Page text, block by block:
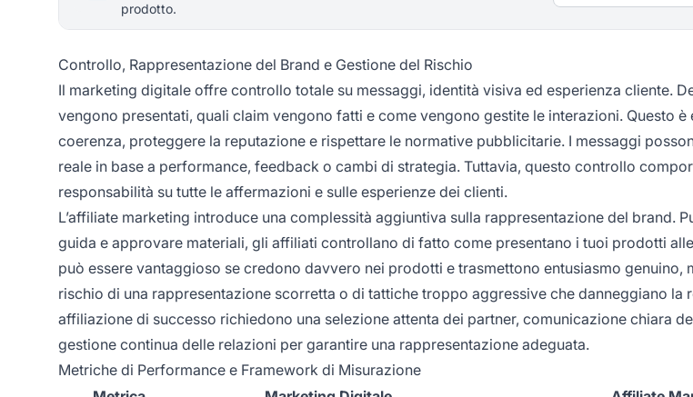
prodotto.
Controllo, Rappresentazione del Brand e Gestione del Rischio
Il marketing digitale offre controllo totale su messaggi, identità visiva ed esperienza cliente.
vengono presentati, quali claim vengono fatti e come vengono gestite le interazioni. Questo è
coerenza, proteggere la reputazione e rispettare le normative pubblicitarie. I messaggi
reale in base a performance, feedback o cambi di strategia. Tuttavia, questo controllo
responsabilità su tutte le affermazioni e sulle esperienze dei clienti.
L’affiliate marketing introduce una complessità aggiuntiva sulla rappresentazione del brand.
guida e approvare materiali, gli affiliati controllano di fatto come presentano i tuoi prodotti
può essere vantaggioso se credono davvero nei prodotti e trasmettono entusiasmo genuino,
rischio di una rappresentazione scorretta o di tattiche troppo aggressive che danneggiano la
affiliazione di successo richiedono una selezione attenta dei partner, comunicazione chiara
gestione continua delle relazioni per garantire una rappresentazione adeguata.
Metriche di Performance e Framework di Misurazione